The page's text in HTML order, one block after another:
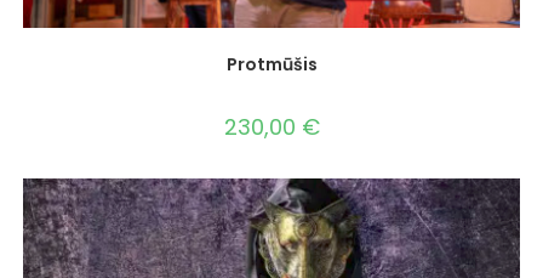
Protmūšis
230,00 €